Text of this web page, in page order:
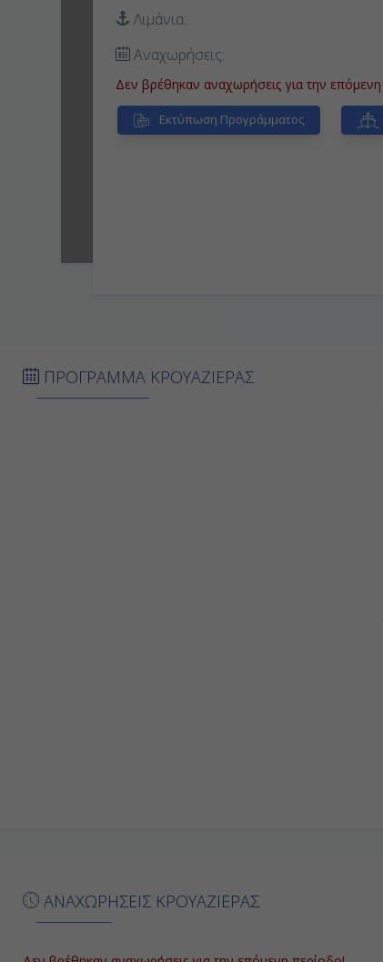
Λιμάνια:
Αναχωρήσεις:
Δεν βρέθηκαν αναχωρήσεις για την
Εκτύπωση Προγράμματος
ΠΡΟΓΡΑΜΜΑ ΚΡΟΥΑΖΙΕΡΑΣ
ΑΝΑΧΩΡΗΣΕΙΣ ΚΡΟΥΑΖΙΕΡΑΣ